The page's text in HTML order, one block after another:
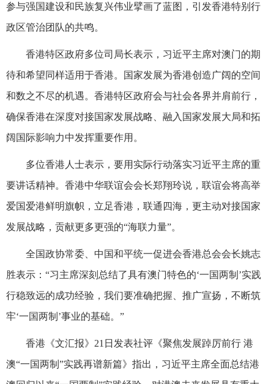
参与强国建设和民族复兴伟业擘画了蓝图，引发香港特别行
政区管治团队的共鸣。
香港特区政府多位司局长表示，习近平主席对澳门的期
待和希望同样适用于香港。国家发展为香港创造广阔的空间
和数之不尽的机遇。香港特区政府会与社会各界并肩前行，
确保香港在深度对接国家发展战略、融入国家发展大局和拓
阔国际影响力中发挥重要作用。
多位香港人士表示，要用实际行动落实习近平主席的重
要讲话精神。香港中华联谊会会长郑翔玲说，联谊会将高举
爱国爱港鲜明旗帜，立足香港，联通四海，更主动对接国家
发展战略，贡献更多更强的“海联力量”。
全国政协常委、中国和平统一促进会香港总会会长姚志
胜表示：“习主席深刻总结了具有澳门特色的‘一国两制’实践
行稳致远的成功经验，我们要准确把握、推广宣扬，不断筑
牢‘一国两制’事业的基础。”
香港《文汇报》21日发表社评《聚焦发展踔厉前行 港
澳“一国两制”实践再谱新篇》指出，习近平主席全面总结港